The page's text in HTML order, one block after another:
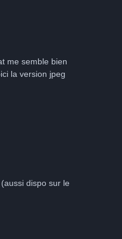
me semble bien
la version jpeg
dispo sur le